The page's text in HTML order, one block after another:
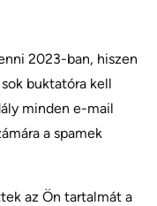
2023-ban, hiszen
buktatóra kell
minden e-mail
a spamek
az Ön tartalmát a